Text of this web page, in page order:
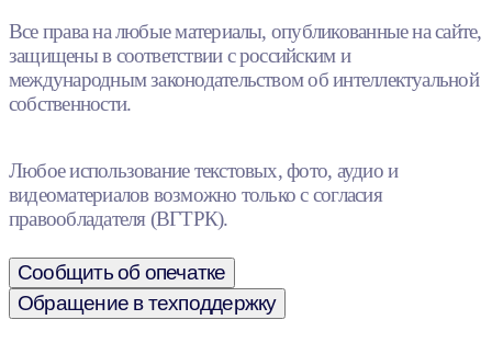
Все права на любые материалы, опубликованные на сайте,
защищены в соответствии с российским и
международным законодательством об интеллектуальной
собственности.
Любое использование текстовых, фото, аудио и
видеоматериалов возможно только с согласия
правообладателя (ВГТРК).
Сообщить об опечатке
Обращение в техподдержку